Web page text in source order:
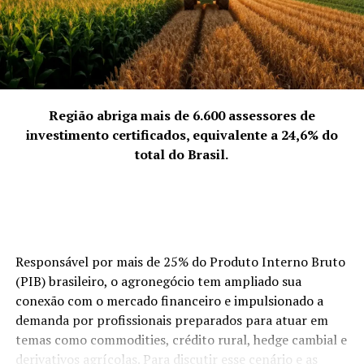
Ingressos: entrada gratuita
Sobre Kacá Novais:
instrumentista que encanta o público com suas
performances cheias de tecnologia e musicalidade. Em
2018, o artista teve a oportunidade de mostrar seu
Suas primeiras músicas, “Vem Voar Comigo”, “Vim Te
Ver” e “Todo Dia”, foram divulgadas em 2021. Em
seguida, lançou outros quatro singles: “Numa Só Vez”,
“Meu Jardim”, “A Melhor Parte” e “Bagagem”. Todas as
faixas estão disponíveis nas plataformas digitais.
Região abriga mais de 6.600 assessores de
investimento certificados, equivalente a 24,6% do
total do Brasil.
Responsável por mais de 25% do Produto Interno Bruto
(PIB) brasileiro, o agronegócio tem ampliado sua
conexão com o mercado financeiro e impulsionado a
demanda por profissionais preparados para atuar em
temas como commodities, crédito rural, hedge cambial e
derivativos agrícolas. Para discutir esse cenário e as